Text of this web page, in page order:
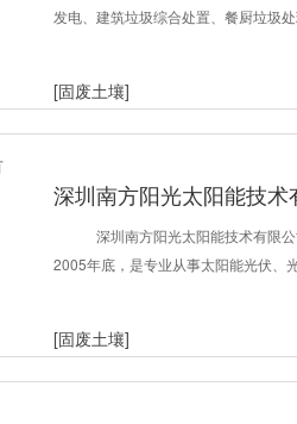
发电、建筑垃圾综合处置、餐厨垃圾
[固废土壤]
深圳南方阳光太阳能技术
深圳南方阳光太阳能技术有限
2005年底，是专业从事太阳能光伏、
[固废土壤]